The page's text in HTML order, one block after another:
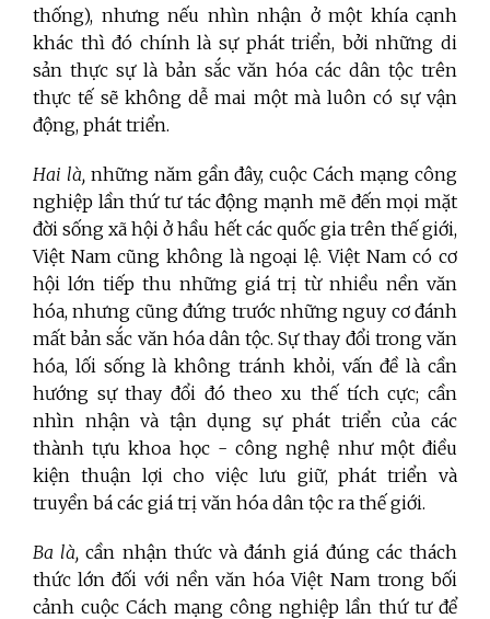
thống), nhưng nếu nhìn nhận ở một khía cạnh
khác thì đó chính là sự phát triển, bởi những di
sản thực sự là bản sắc văn hóa các dân tộc trên
thực tế sẽ không dễ mai một mà luôn có sự vận
động, phát triển.
Hai là, những năm gần đây, cuộc Cách mạng công
nghiệp lần thứ tư tác động mạnh mẽ đến mọi mặt
đời sống xã hội ở hầu hết các quốc gia trên thế giới,
Việt Nam cũng không là ngoại lệ. Việt Nam có cơ
hội lớn tiếp thu những giá trị từ nhiều nền văn
hóa, nhưng cũng đứng trước những nguy cơ đánh
mất bản sắc văn hóa dân tộc. Sự thay đổi trong văn
hóa, lối sống là không tránh khỏi, vấn đề là cần
hướng sự thay đổi đó theo xu thế tích cực; cần
nhìn nhận và tận dụng sự phát triển của các
thành tựu khoa học - công nghệ như một điều
kiện thuận lợi cho việc lưu giữ, phát triển và
truyền bá các giá trị văn hóa dân tộc ra thế giới.
Ba là, cần nhận thức và đánh giá đúng các thách
thức lớn đối với nền văn hóa Việt Nam trong bối
cảnh cuộc Cách mạng công nghiệp lần thứ tư để